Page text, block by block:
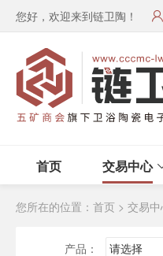
您好，欢迎来到链卫陶！
首页 交易中心
您所在的位置： 首页 > 交易
产品：